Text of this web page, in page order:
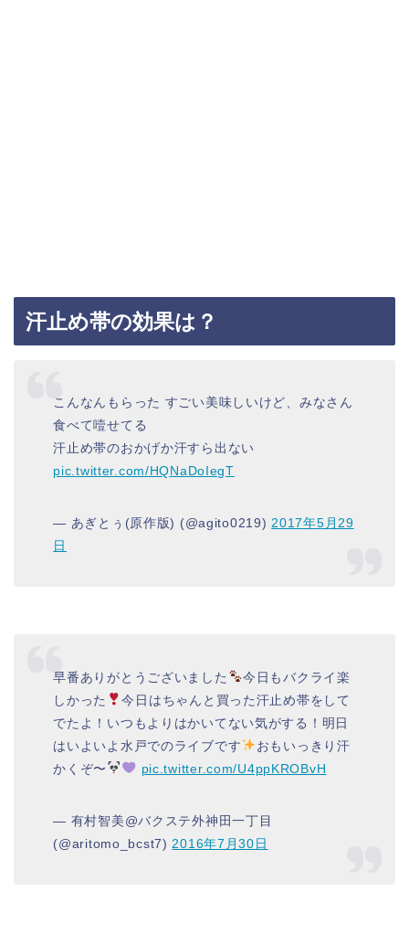
汗止め帯の効果は？
こんなんもらった すごい美味しいけど、みなさん
食べて噎せてる
汗止め帯のおかげか汗すら出ない
pic.twitter.com/HQNaDoIegT
— あぎとぅ(原作版) (@agito0219) 2017年5月29
日
早番ありがとうございました
今日もバクライ楽
しかった
今日はちゃんと買った汗止め帯をして
でたよ！いつもよりはかいてない気がする！明日
はいよいよ水戸でのライブです
おもいっきり汗
かくぞ〜
pic.twitter.com/U4ppKROBvH
— 有村智美@バクステ外神田一丁目
(@aritomo_bcst7) 2016年7月30日